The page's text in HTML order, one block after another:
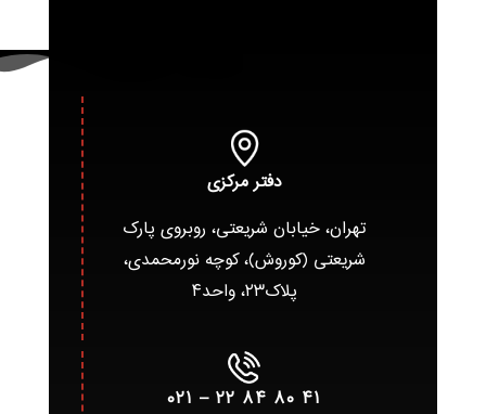
دفتر مرکزی
تهران، خیابان شریعتی، روبروی پارک
شریعتی (کوروش)، کوچه نورمحمدی،
پلاک۲۳، واحد۴
۴۱ ۸۰ ۸۴ ۲۲ – ۰۲۱